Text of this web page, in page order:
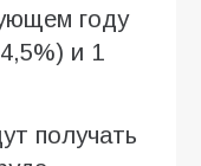
году
и 1
получать